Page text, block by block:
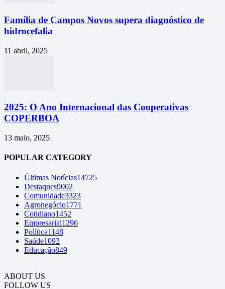
Família de Campos Novos supera diagnóstico de
hidrocefalia
11 abril, 2025
2025: O Ano Internacional das Cooperativas
COPERBOA
13 maio, 2025
POPULAR CATEGORY
Últimas Notícias14725
Destaques9002
Comunidade3323
Agronegócio1771
Cotidiano1452
Empresarial1296
Política1148
Saúde1092
Educação849
ABOUT US
FOLLOW US